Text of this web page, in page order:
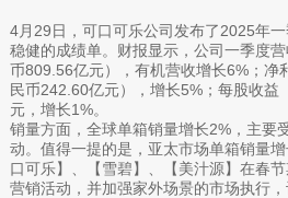
4月29日，可口可乐公司发布了2025年
稳健的成绩单。财报显示，公司一季度
币809.56亿元），有机营收增长6%；净
民币242.60亿元），增长5%；每股收益
元，增长1%。
销量方面，全球单箱销量增长2%，主要
动。值得一提的是，亚太市场单箱销量
口可乐】、【雪碧】、【美汁源】在春
营销活动，并加强家外场景的市场执行